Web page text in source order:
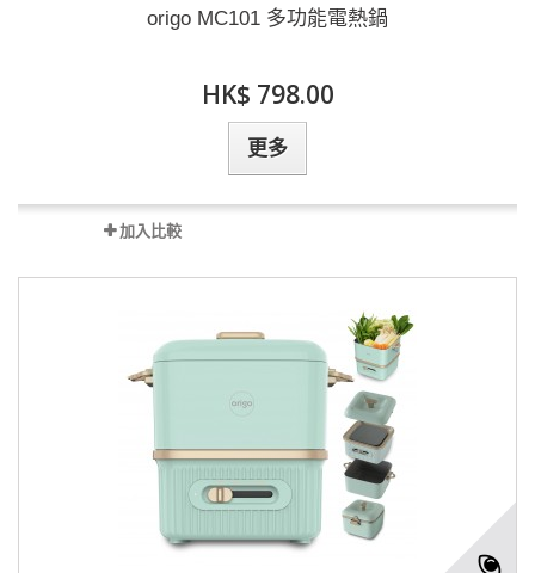
origo MC101 多功能電熱鍋
HK$ 798.00
更多
加入比較